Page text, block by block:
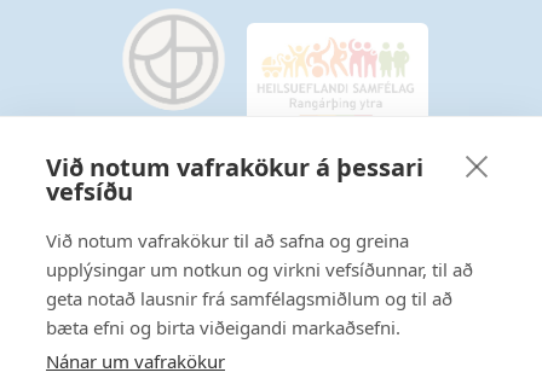
Við notum vafrakökur á þessari
vefsíðu
Við notum vafrakökur til að safna og greina
upplýsingar um notkun og virkni vefsíðunnar, til að
geta notað lausnir frá samfélagsmiðlum og til að
bæta efni og birta viðeigandi markaðsefni.
Nánar um vafrakökur
Starfsmannavefur
Hafðu samband
Ritstjórnarstefna
Fylgstu með á Facebook